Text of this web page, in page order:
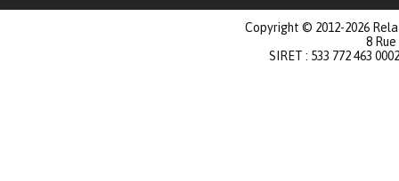
Copyright © 2012-2026
8
SIRET : 533 772 463